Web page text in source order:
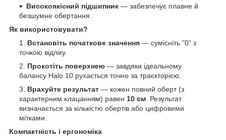
Високоякісний підшипник — забезпечує плавне й
безшумне обертання.
Як використовувати?
Встановіть початкове значення — сумісніть "0" з
точкою відліку.
Прокотіть поверхнею — завдяки ідеальному
балансу Halo 10 рухається точно за траєкторією.
Врахуйте результат — кожен повний оберт (з
характерним клацанням) равен 10 см . Результат
визначається за кількістю обертів або цифровими
мітками.
Компактність і ергономіка